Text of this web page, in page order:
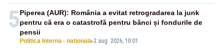
5
Politica Interna - nationala-2 aug. 2026, 10:01
Piperea (AUR): România a evitat retrogradarea la junk
pentru că era o catastrofă pentru bănci și fondurile de
pensii